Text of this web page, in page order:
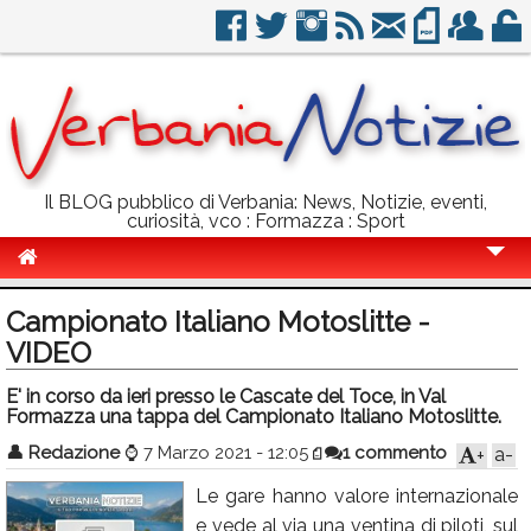
Il BLOG pubblico di Verbania: News, Notizie, eventi,
curiosità, vco : Formazza : Sport
Politica
Sport
Info Utili
Rubriche
Campionato Italiano Motoslitte -
VIDEO
E' in corso da ieri presso le Cascate del Toce, in Val
Formazza una tappa del Campionato Italiano Motoslitte.
👤 Redazione ⌚ 7 Marzo 2021 - 12:05 1 commento a-
+
Le gare hanno valore internazionale
e vede al via una ventina di piloti, sul